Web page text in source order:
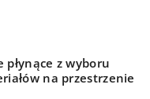
płynące z wyboru
na przestrzenie